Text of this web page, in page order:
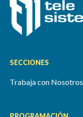
SECCIONES
Trabaja con Nosotros